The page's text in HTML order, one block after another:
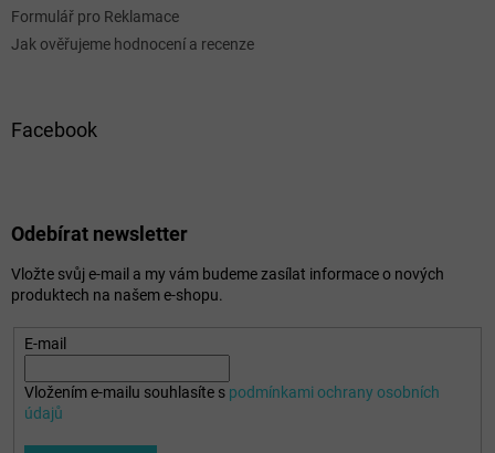
Formulář pro Reklamace
Jak ověřujeme hodnocení a recenze
Facebook
Odebírat newsletter
Vložte svůj e-mail a my vám budeme zasílat informace o nových
produktech na našem e-shopu.
E-mail
Vložením e-mailu souhlasíte s podmínkami ochrany osobních
údajů